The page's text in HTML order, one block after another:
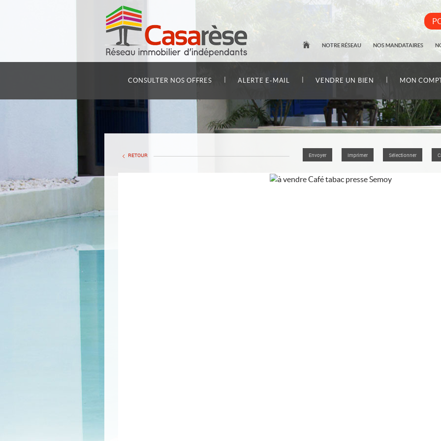
NOTRE RÉSEAU NOS MANDATAIRES
CONSULTER NOS OFFRES ALERTE E-MAIL VENDRE UN BIEN MON
RETOUR Envoyer Imprimer Sélectionner